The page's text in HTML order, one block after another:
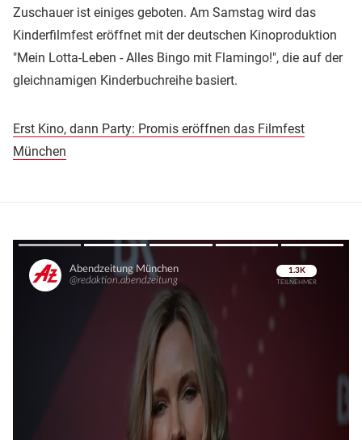
Zuschauer ist einiges geboten. Am Samstag wird das
Kinderfilmfest eröffnet mit der deutschen Kinoproduktion
"Mein Lotta-Leben - Alles Bingo mit Flamingo!", die auf der
gleichnamigen Kinderbuchreihe basiert.
Erst Kino, dann Party: Promis eröffnen das Filmfest
München
Überspringen